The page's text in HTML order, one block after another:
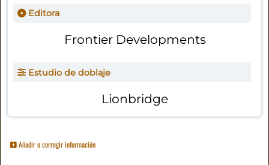
Editora
Frontier Developments
Estudio de doblaje
Lionbridge
Añadir o corregir información